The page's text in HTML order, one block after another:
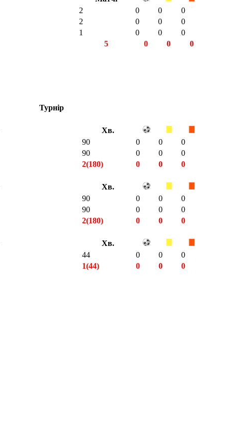
2 0 0
0
2 0 0
0
1 0 0
0
5 0 0 0
Турнір
Хв.
90 0 0
0
90 0 0
0
2(180) 0 0
0
Хв.
90 0 0
0
90 0 0
0
2(180) 0 0
0
Хв.
44 0 0
0
1(44) 0 0
0